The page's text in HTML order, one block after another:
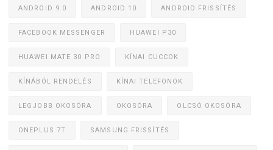
ANDROID 9.0 ANDROID 10 ANDROID FRISSÍTÉS
FACEBOOK MESSENGER HUAWEI P30
HUAWEI MATE 30 PRO KÍNAI CUCCOK
KÍNÁBÓL RENDELÉS KÍNAI TELEFONOK
LEGJOBB OKOSÓRA OKOSÓRA OLCSÓ OKOSÓRA
ONEPLUS 7T SAMSUNG FRISSÍTÉS